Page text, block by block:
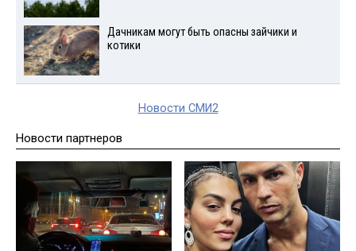
Дачникам могут быть опасны зайчики и
котики
Новости СМИ2
Новости партнеров